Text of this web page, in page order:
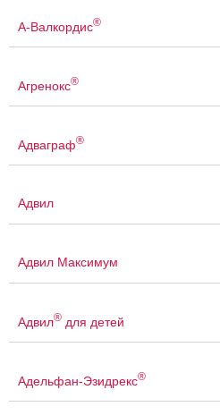
А-Валкордис®
Агренокс®
Адваграф®
Адвил
Адвил Максимум
Адвил® для детей
Адельфан-Эзидрекс®